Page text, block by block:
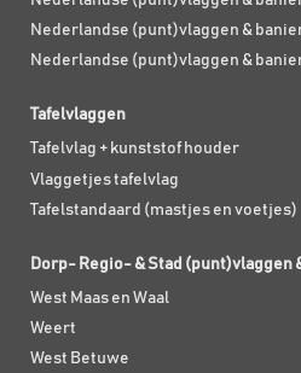
Nederlandse (punt)vlaggen &
Nederlandse (punt)vlaggen &
Tafelvlaggen
Tafelvlag + kunststof houder
Vlaggetjes tafelvlag
Tafelstandaard (mastjes en voetjes)
Dorp- Regio- & Stad (punt)vlaggen
West Maas en Waal
Weert
West Betuwe